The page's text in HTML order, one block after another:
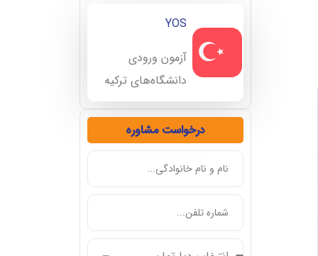
YOS
آزمون ورودی
دانشگاه‌های ترکیه
درخواست مشاوره